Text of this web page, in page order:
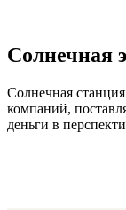
Солнечная
Солнечная
компаний,
деньги в